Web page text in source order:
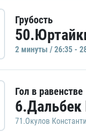
Грубость
2 минуты / 26:35 -
Гол в равенстве
6.Дальбек
71.Окулов